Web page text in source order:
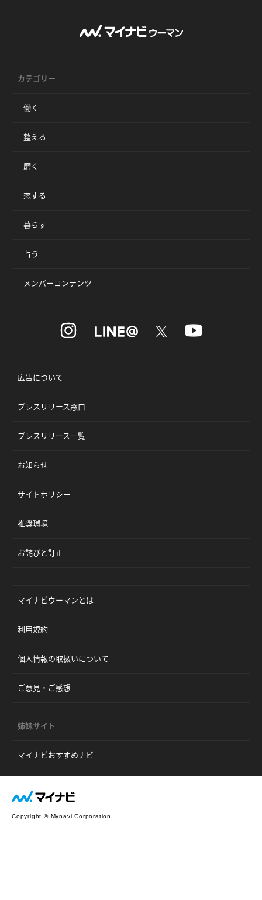
カテゴリー
働く
整える
磨く
恋する
暮らす
占う
メンバーコンテンツ
広告について
プレスリリース窓口
プレスリリース一覧
お知らせ
サイトポリシー
推奨環境
お詫びと訂正
マイナビウーマンとは
利用規約
個人情報の取扱いについて
ご意見・ご感想
姉妹サイト
マイナビおすすめナビ
Copyright © Mynavi Corporation